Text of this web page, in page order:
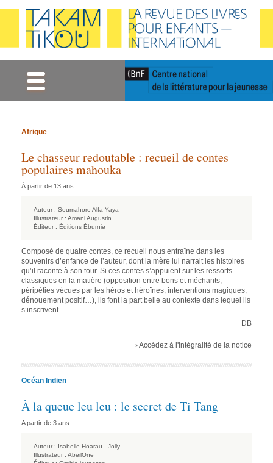
Afrique
Le chasseur redoutable : recueil de contes
populaires mahouka
À partir de 13 ans
Auteur : Soumahoro Alfa Yaya
Illustrateur : Amani Augustin
Éditeur : Éditions Éburnie
Composé de quatre contes, ce recueil nous entraîne dans les
souvenirs d’enfance de l’auteur, dont la mère lui narrait les histoires
qu’il raconte à son tour. Si ces contes s’appuient sur les ressorts
classiques en la matière (opposition entre bons et méchants,
péripéties vécues par les héros et héroïnes, interventions magiques,
dénouement positif…), ils font la part belle au contexte dans lequel ils
s’inscrivent.
DB
› Accédez à l'intégralité de la notice
Océan Indien
À la queue leu leu : le secret de Ti Tang
A partir de 3 ans
Auteur : Isabelle Hoarau - Jolly
Illustrateur : AbeilOne